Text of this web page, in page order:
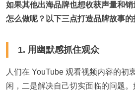
如果其他出海品牌也想收获声量和
怎么做呢？ 以下三点打造品牌故事的
1. 用幽默感抓住观众
人们在 YouTube 观看视频内容的初
闲，二是解决自己切实面临的问题